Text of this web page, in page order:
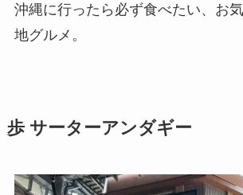
沖縄に行ったら必ず食べたい、お
地グルメ。
歩 サーターアンダギー